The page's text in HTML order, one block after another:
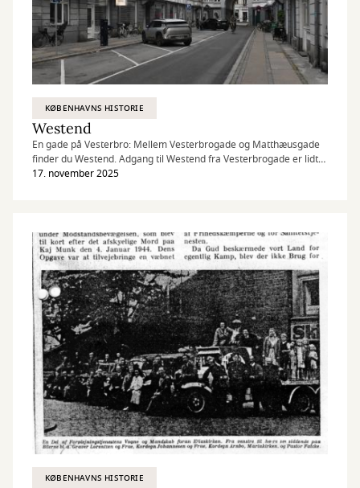
KØBENHAVNS HISTORIE
Westend
En gade på Vesterbro: Mellem Vesterbrogade og Matthæusgade
finder du Westend. Adgang til Westend fra Vesterbrogade er lidt
speciel, da du skal gennem en port i Vesterbrogade 65.
17. november 2025
KØBENHAVNS HISTORIE